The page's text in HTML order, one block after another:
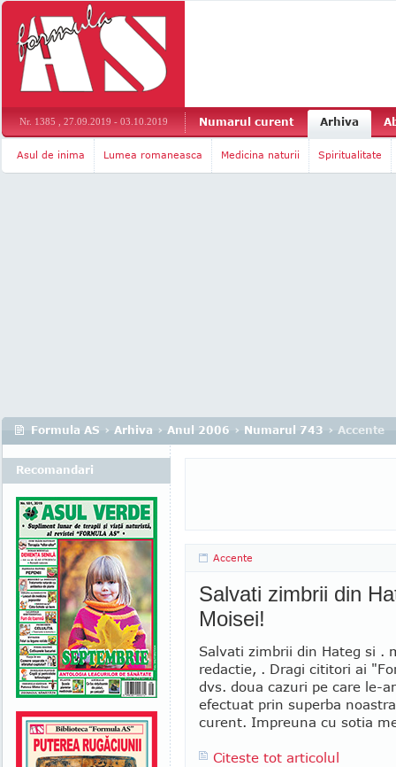
Nr. 1385 , 27.09.2019 - 03.10.2019 Numarul curent Arhiva
Asul de inima Lumea romaneasca Medicina naturii Spiritualitate
Formula AS › Arhiva › Anul 2006 › Numarul 743 › Accente
Accente
Salvati zimbrii din
Moisei!
Salvati zimbrii din Hateg si .
redactie, . Dragi cititori ai
dvs. doua cazuri pe care le-
efectuat prin superba
curent. Impreuna cu sotia
Citeste tot articolul
Recomandari